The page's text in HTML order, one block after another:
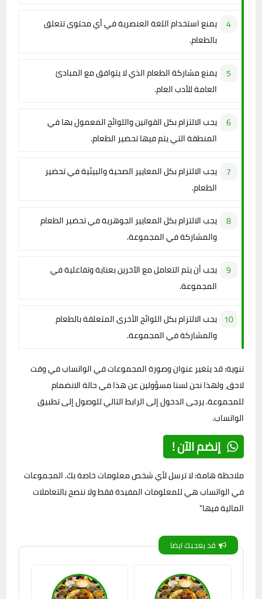
يمنع استخدام اللغة العنصرية في أي محتوى تتعلق
بالطعام.
يمنع مشاركة الطعام الذي لا يتوافق مع المبادئ
العامة للأدب العام.
يجب الالتزام بكل القوانين واللوائح المعمول بها في
المنطقة التي يتم فيها تحضير الطعام.
يجب الالتزام بكل المعايير الصحية والبيئية في تحضير
الطعام.
يجب الالتزام بكل المعايير الجوهرية في تحضير الطعام
والمشاركة في المجموعة.
يجب أن يتم التعامل مع الآخرين بعناية وتفاعلية في
المجموعة.
يجب الالتزام بكل اللوائح الأخرى المتعلقة بالطعام
والمشاركة في المجموعة.
تنوية: قد يتغير عنوان وصورة المجموعات في الواتساب في وقت
لاحق، ولهذا نحن لسنا مسؤولين عن هذا في حالة الانضمام
للمجموعة. يرجى الدخول إلى الرابط التالي للوصول إلى تطبيق
الواتساب.
إنضم الآن !
ملاحظة هامة: لا ترسل لأي شخص معلومات خاصة بك. المجموعات
في الواتساب هي للمعلومات المفيدة فقط ولا ننصح بالتعاملات
المالية فيها"
قد يعجبك ايضا